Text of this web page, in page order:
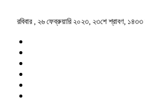
রবিবার , ২৬ ফেব্রুয়ারি ২০২৩, ২৩শে শ্রাবণ, ১৪৩৩